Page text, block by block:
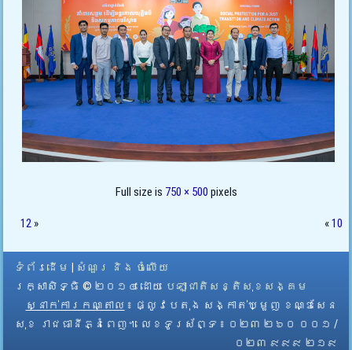
Full size is 750 × 500 pixels
12 » «10
ទំព័រដើម
សំណួរ និង ចំលើយ
រក្សាសិទ្ធិ © ២០១៤ ដោយ​ បេឡាជាតិសន្តិសុខសង្គម
ស្នាក់ការកណ្តាល ៖ ផ្លូវបេតុង សង្កាត់ឃ្មួញ ខណ្ឌសែន
សុខ រាជធានីភ្នំពេញ។ លេខទូរស័ព្ទ ៖ ០២៣ ២៦០ ០០១ /
០២៣ ៩៩៩ ២១៩